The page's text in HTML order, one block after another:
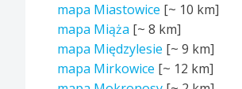
mapa Miastowice [~ 10 km]
mapa Miąża [~ 8 km]
mapa Międzylesie [~ 9 km]
mapa Mirkowice [~ 12 km]